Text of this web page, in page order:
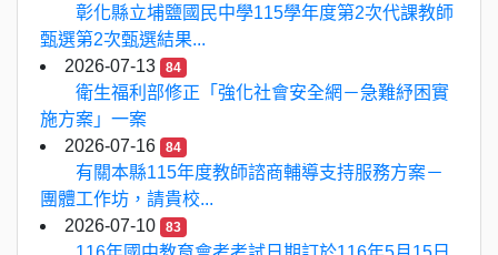
彰化縣立埔鹽國民中學115學年度第2次代課教師
甄選第2次甄選結果...
2026-07-13
84
衛生福利部修正「強化社會安全網－急難紓困實
施方案」一案
2026-07-16
84
有關本縣115年度教師諮商輔導支持服務方案－
團體工作坊，請貴校...
2026-07-10
83